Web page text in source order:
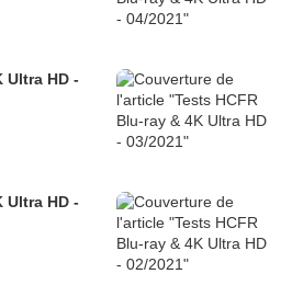
Ultra HD -
Ultra HD -